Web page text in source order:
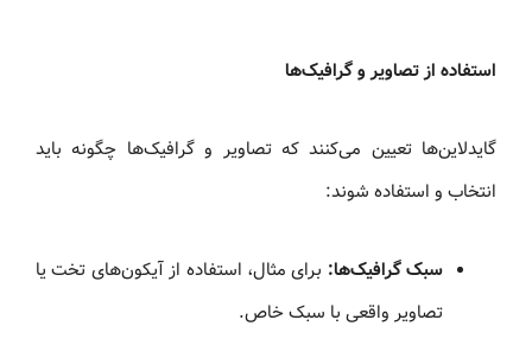
استفاده از تصاویر و گرافیک‌ها
گایدلاین‌ها تعیین می‌کنند که تصاویر و گرافیک‌ها چگونه باید
انتخاب و استفاده شوند:
سبک گرافیک‌ها: برای مثال، استفاده از آیکون‌های تخت یا
تصاویر واقعی با سبک خاص.